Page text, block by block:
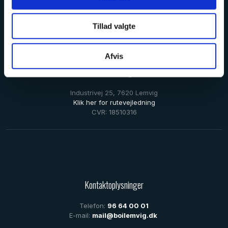
Tillad valgte
Afvis
Find vores kontaktoplysninger herunder.
Bo i Lemvig
Industrivej 25, 7620 Lemvig
Klik her for rutevejledning
CVR: 18510316
Kontaktoplysninger
Telefon: 96 64 00 01
E-mail: mail@boilemvig.dk